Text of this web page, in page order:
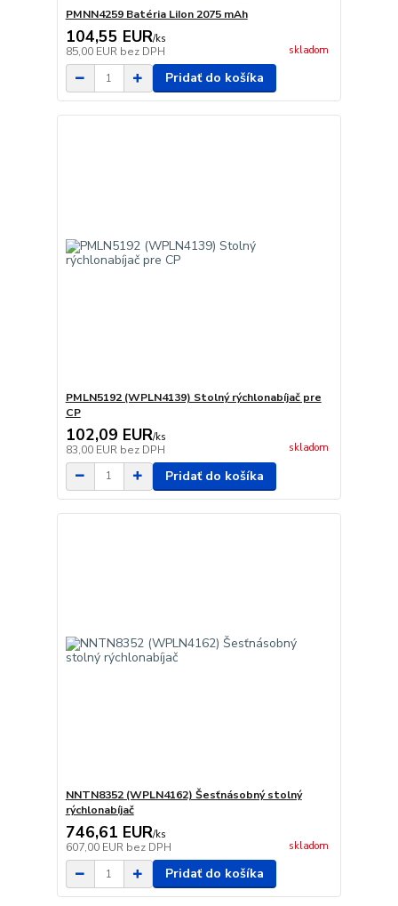
PMNN4259 Batéria LiIon 2075 mAh
104,55 EUR/ks
85,00 EUR bez DPH skladom
Pridať do košíka
PMLN5192 (WPLN4139) Stolný rýchlonabíjač pre
CP
102,09 EUR/ks
83,00 EUR bez DPH skladom
Pridať do košíka
NNTN8352 (WPLN4162) Šesťnásobný stolný
rýchlonabíjač
746,61 EUR/ks
607,00 EUR bez DPH skladom
Pridať do košíka